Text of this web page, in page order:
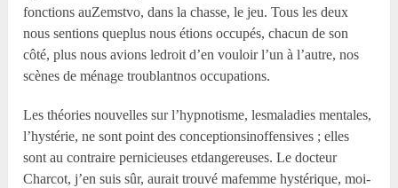
fonctions auZemstvo, dans la chasse, le jeu. Tous les deux
nous sentions queplus nous étions occupés, chacun de son
côté, plus nous avions ledroit d’en vouloir l’un à l’autre, nos
scènes de ménage troublantnos occupations.
Les théories nouvelles sur l’hypnotisme, lesmaladies mentales,
l’hystérie, ne sont point des conceptionsinoffensives ; elles
sont au contraire pernicieuses etdangereuses. Le docteur
Charcot, j’en suis sûr, aurait trouvé mafemme hystérique, moi-